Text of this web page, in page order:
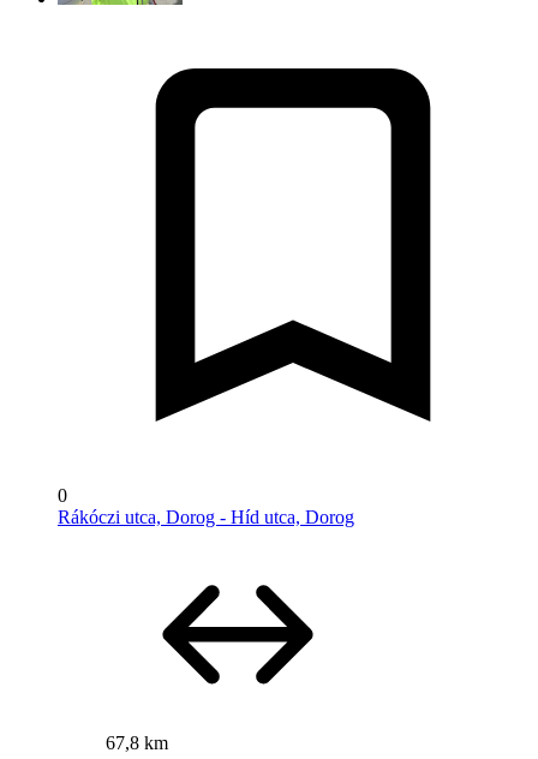
0
Rákóczi utca, Dorog - Híd utca, Dorog
67,8 km